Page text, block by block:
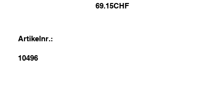
69.15CHF
Artikelnr.:
10496